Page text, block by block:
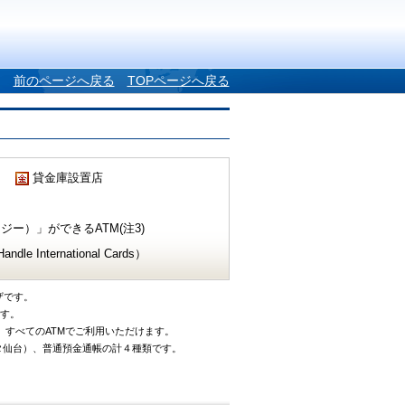
前のページへ戻る TOPページへ戻る
貸金庫設置店
ー）」ができるATM(注3)
International Cards）
す。
。
べてのATMでご利用いただけます。
台）、普通預金通帳の計４種類です。